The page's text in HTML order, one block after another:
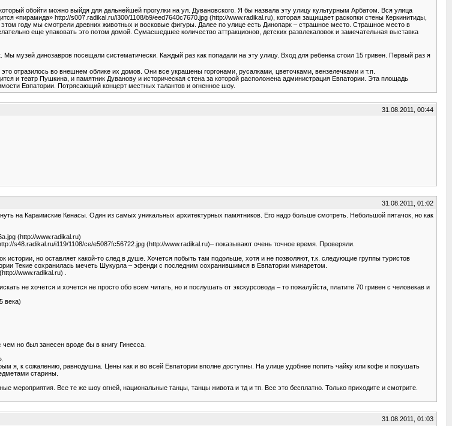
обойти можно выйдя для дальнейшей прогулки на ул. Дувановского. Я бы назвала эту улицу культурным Арбатом. Вся улица
«пирамида» http://s007.radikal.ru/i300/1108/b9/eed7640c7670.jpg (http://www.radikal.ru), которая защищает раскопки стены Керкинитиды,
году мы смотрели древних животных и восковые фигуры. Далее по улице есть Динопарк – страшное место. Страшное место в
еще упаковать это потом домой. Сумасшедшее количество аттракционов, детских развлекаловок и замечательная выставка
Мы музей динозавров посещали систематически. Каждый раз как попадали на эту улицу. Вход для ребенка стоил 15 гривен. Первый раз я
отразилось во внешнем облике их домов. Они все украшены горгонами, русалками, цветочками, вензелечками и т.п.
и театр Пушкина, и памятник Дуванову и историческая стена за которой расположена администрация Евпатории. Эта площадь
Евпатории. Потрясающий концерт местных талантов и огненное шоу.
31.08.2011, 00:44
31.08.2011, 01:02
на Караимские Кенасы. Один из самых уникальных архитектурных памятников. Его надо больше смотреть. Небольшой пятачок, но как
(http://www.radikal.ru)
s48.radikal.ru/i119/1108/ce/e5087fc56722.jpg (http://www.radikal.ru)– показывают очень точное время. Проверяли.
но оставляет какой-то след в душе. Хочется побыть там подольше, хотя и не позволяют, т.к. следующие группы туристов
Текие сохранилась мечеть Шукурла – эфенди с последним сохранившимся в Евпатории минаретом.
www.radikal.ru) .
не хочется и хочется не просто обо всем читать, но и послушать от экскурсовода – то пожалуйста, платите 70 гривен с человекав и
века)
но был занесен вроде бы в книгу Гинесса.
я, к сожалению, равнодушна. Цены как и во всей Евпатории вполне доступны. На улице удобнее попить чайку или кофе и покушать
старины.
мероприятия. Все те же шоу огней, национальные танцы, танцы живота и тд и тп. Все это бесплатно. Только приходите и смотрите.
31.08.2011, 01:03